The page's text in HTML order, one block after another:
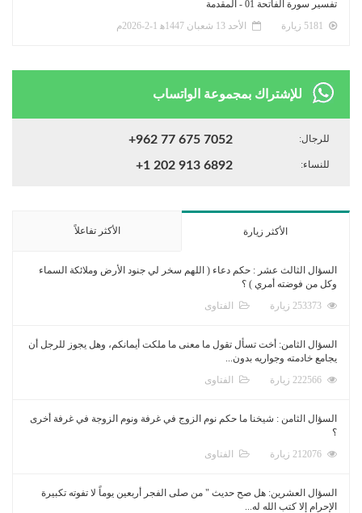
تفسير سورة الفاتحة 01 - المقدمة
الأحد 13 شعبان 1447ﻫ 1-2-2026م
للإشتراك بمجموعة الواتساب
للرجال: +962 77 675 7052
للنساء: +1 202 913 6892
الأكثر زيارة الأكثر تفاعلاً
السؤال الثالث عشر : حكم دعاء ( اللهم سخر لي جنود الأرض وملائكة السماء
وكل من فوضته أمري ) ؟
الفتاوى
السؤال الثامن: أخت تسأل تقول ما معنى ما ملكت أيمانكم، وهل يجوز للرجل أن
يجامع خادمته وجواريه بدون...
الفتاوى
السؤال الثامن : شيخنا ما حكم نوم الزوج في غرفة ونوم الزوجة في غرفة أخرى
؟
الفتاوى
السؤال العشرين: هل صح حديث " من صلى الفجر أربعين يوماً لا تفوته تكبيرة
الإحرام إلا كتب الله له...